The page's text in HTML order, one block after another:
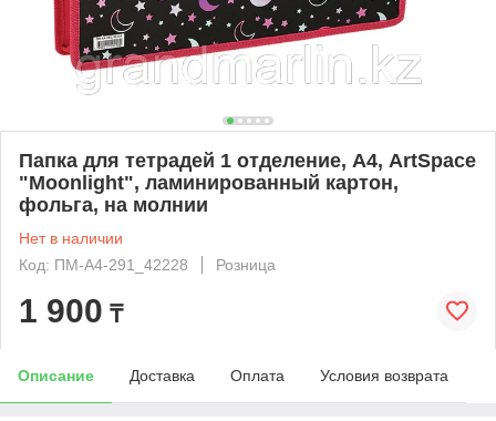
Папка для тетрадей 1 отделение, А4, ArtSpace
"Moonlight", ламинированный картон,
фольга, на молнии
Нет в наличии
Код: ПМ-А4-291_42228
Розница
1 900 ₸
Описание Доставка Оплата Условия возврата